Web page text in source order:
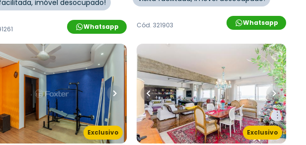
imóvel desocupado!
Whatsapp Whatsapp
Cód. 321903
Exclusivo
quarto •1banheiro
vaga
• Engenho
Coronel Lucas de Oliveira,
, Porto Alegre
Exclusivo
R$1.850.000,00
R$1.757.000,00
248 •3quartos•3banheiros •
2 vagas
Apartamento • Edifício Vila Rica
Avenida Independência,
Independência,Porto Alegre